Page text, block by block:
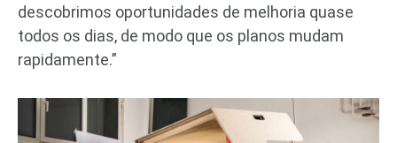
descobrimos oportunidades de melhoria quase
todos os dias, de modo que os planos mudam
rapidamente.”